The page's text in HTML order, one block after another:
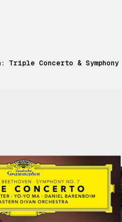
Triple Concerto & Symphony